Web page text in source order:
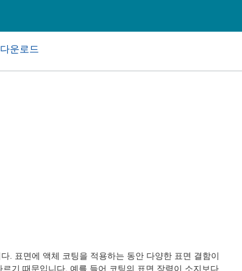
운로드
. 표면에 액체 코팅을 적용하는 동안 다양한 표면 결함이
기 때문입니다. 예를 들어 코팅의 표면 장력이 소지보다